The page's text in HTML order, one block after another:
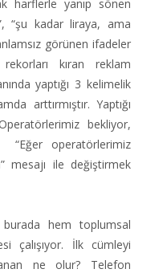
harflerle yanıp sönen
“şu kadar liraya, ama
görünen ifadeler
kıran reklam
yaptığı 3 kelimelik
arttırmıştır. Yaptığı
bekliyor,
“Eğer operatörlerimiz
mesajı ile değiştirmek
burada hem toplumsal
çalışıyor. İlk cümleyi
ne olur? Telefon